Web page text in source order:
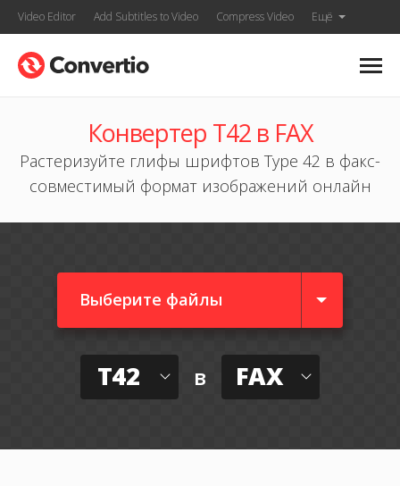
Video Editor Add Subtitles to Video Compress Video Ещё
Конвертер T42 в FAX
Растеризуйте глифы шрифтов Type 42 в факс-
совместимый формат изображений онлайн
Выберите файлы
T42 в FAX